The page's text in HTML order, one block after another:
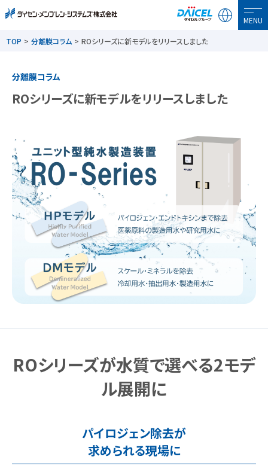
MENU
TOP 分離膜コラム ROシリーズに新モデルをリリースしました
分離膜コラム
ROシリーズに新モデルをリリースしました
ROシリーズが水質で選べる2モデ
ル展開に
パイロジェン除去が
求められる現場に